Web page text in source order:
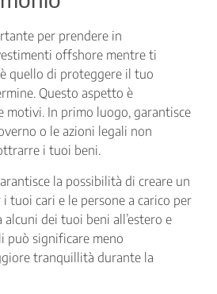
per prendere in
offshore mentre ti
quello di proteggere il tuo
Questo aspetto è
motivi. In primo luogo, garantisce
o le azioni legali non
i tuoi beni.
la possibilità di creare un
tuoi cari e le persone a carico per
dei tuoi beni all’estero e
può significare meno
tranquillità durante la